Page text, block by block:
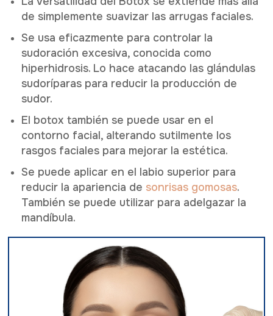
de simplemente suavizar las arrugas faciales.
Se usa eficazmente para controlar la
sudoración excesiva, conocida como
hiperhidrosis. Lo hace atacando las glándulas
sudoríparas para reducir la producción de
sudor.
El botox también se puede usar en el
contorno facial, alterando sutilmente los
rasgos faciales para mejorar la estética.
Se puede aplicar en el labio superior para
reducir la apariencia de sonrisas gomosas.
También se puede utilizar para adelgazar la
mandíbula.